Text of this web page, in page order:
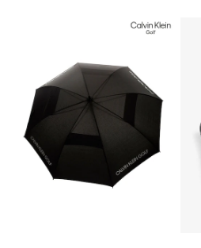
Trending: Top & Short Sets
Toy Story
Pokemon
Spiderman
THE SET
Shop All Clothing
Coats & Jackets
Sets & Outfits
Sweatshirts & Hoodies